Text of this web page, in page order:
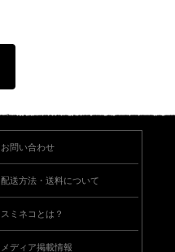
お問い合わせ
配送方法・送料について
スミネコとは？
メディア掲載情報